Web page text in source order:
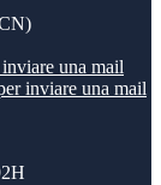
una mail
inviare una mail